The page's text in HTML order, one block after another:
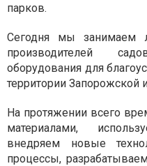
парков.
Сегодня мы занимаем
производителей
оборудования для
территории Запорожской
На протяжении всего
материалами,
внедряем новые
процессы,